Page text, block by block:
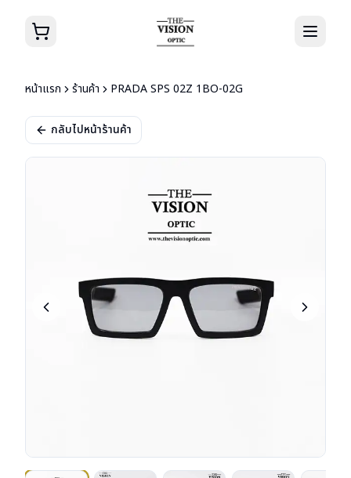
หน้าแรก ร้านค้า PRADA SPS 02Z 1BO-02G
กลับไปหน้าร้านค้า